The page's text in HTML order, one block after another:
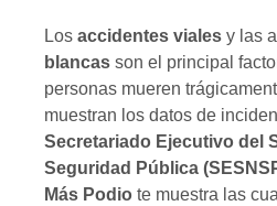
Los accidentes viales y las
blancas son el principal
personas mueren
muestran los datos de
Secretariado Ejecutivo del
Seguridad Pública
Más Podio te muestra las